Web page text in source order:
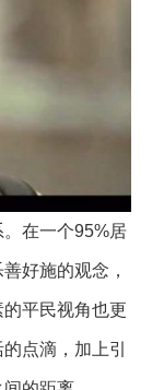
在一个95%居
好施的观念，
平民视角也更
点滴，加上引